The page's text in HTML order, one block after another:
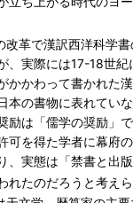
改革で漢訳西洋科学
、実際には17-18世
かかわって書かれた
本の書物に表れてい
励は「儒学の奨励」
可を得た学者に幕府
、実態は「禁書と出
れたのだろうと考え